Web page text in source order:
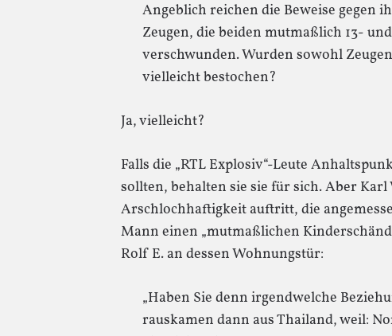
Angeblich reichen die Beweise gegen
Zeugen, die beiden mutmaßlich 13-
verschwunden. Wurden sowohl
vielleicht bestochen?
Ja, vielleicht?
Falls die „RTL Explosiv“-Leute
sollten, behalten sie sie für sich. Aber
Arschlochhaftigkeit auftritt, die
Mann einen „mutmaßlichen
Rolf E. an dessen Wohnungstür:
„Haben Sie denn irgendwelche
rauskamen dann aus Thailand, weil: